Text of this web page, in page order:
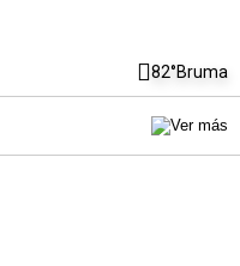
82°Bruma